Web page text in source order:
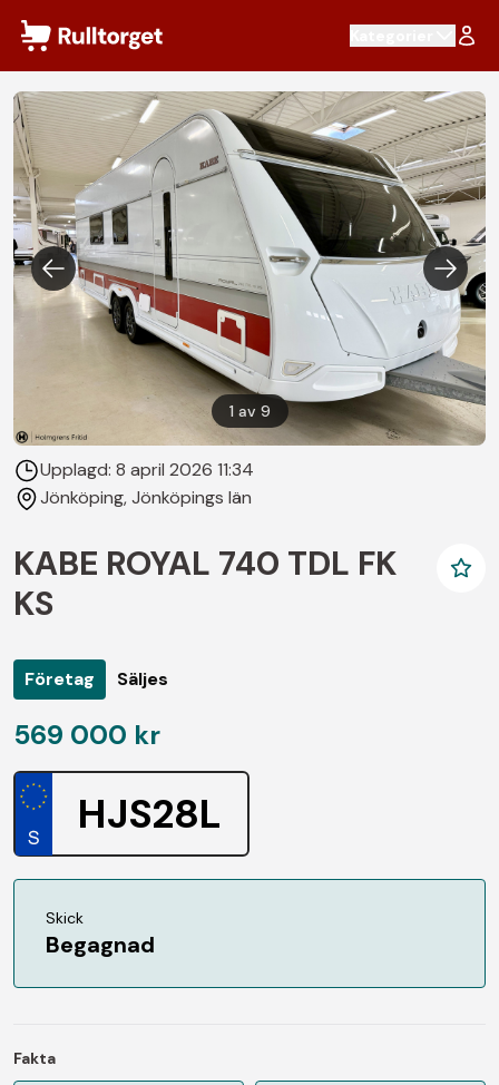
1av 9
Upplagd: 8 april 2026 11:34
Jönköping, Jönköpings län
KABE ROYAL 740 TDL FK
KS
Företag Säljes
569 000 kr
HJS28L
Skick
Begagnad
Fakta